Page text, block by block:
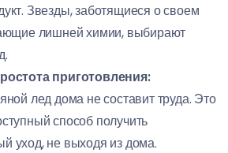
Звезды, заботящиеся о своем
лишней химии, выбирают
приготовления:
лед дома не составит труда. Это
способ получить
уход, не выходя из дома.